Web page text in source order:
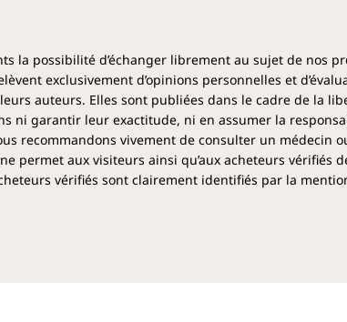
la possibilité d’échanger librement au sujet de nos
exclusivement d’opinions personnelles et
auteurs. Elles sont publiées dans le cadre de la
ni garantir leur exactitude, ni en assumer la
recommandons vivement de consulter un médecin
permet aux visiteurs ainsi qu’aux acheteurs vérifiés
vérifiés sont clairement identifiés par la